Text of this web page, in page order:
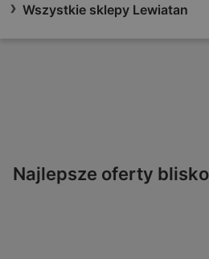
Wszystkie sklepy Lewiatan
Najlepsze oferty